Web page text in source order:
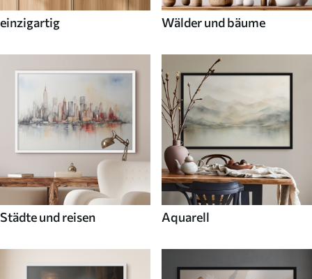
einzigartig Wälder und bäume
Städte und reisen Aquarell